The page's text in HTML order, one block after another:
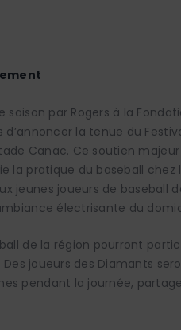
par Rogers à la
la tenue du
Canac. Ce soutien
pratique du baseball chez
jeunes joueurs de baseball
électrisante du
de la région pourront
joueurs des Diamants
pendant la journée,